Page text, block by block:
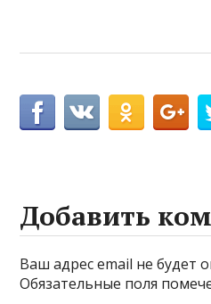
Добавить
Ваш адрес email не будет
Обязательные поля